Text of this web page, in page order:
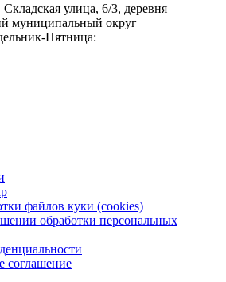
Складская улица, 6/3, деревня
муниципальный округ
Пятница:
файлов куки (cookies)
обработки персональных
соглашение